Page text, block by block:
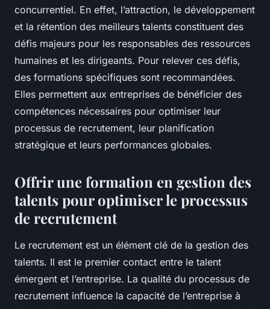
concurrentiel. En effet, l’attraction, le développement
et la rétention des meilleurs talents constituent des
défis majeurs pour les responsables des ressources
humaines et les dirigeants. Pour relever ces défis,
des formations spécifiques sont recommandées.
Elles permettent aux entreprises de bénéficier des
compétences nécessaires pour optimiser leur
processus de recrutement, leur planification
stratégique et leurs performances globales.
Offrir une formation en gestion des
talents pour optimiser le processus
de recrutement
Le recrutement est un élément clé de la gestion des
talents. Il est le premier contact entre le talent
émergent et l’entreprise. La qualité du processus de
recrutement influence la capacité de l’entreprise à